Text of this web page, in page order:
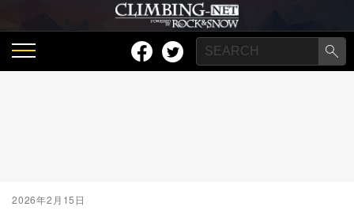
2026年2月15日